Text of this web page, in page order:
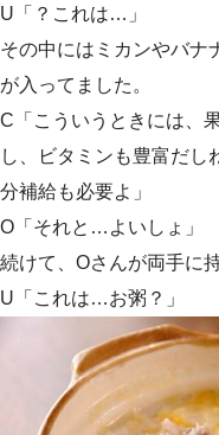
U「？これは…」
その中にはミカンやバナ
が入ってました。
C「こういうときには、
し、ビタミンも豊富だ
分補給も必要よ」
O「それと…よいしょ」
続けて、Oさんが両手に
U「これは…お粥？」